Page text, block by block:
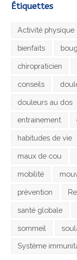
Étiquettes
Activité physique
bienfaits
chiropraticien
conseils
douleurs au dos
entrainement
habitudes de vie
maux de cou
mobilité
prévention
santé globale
sommeil
Système